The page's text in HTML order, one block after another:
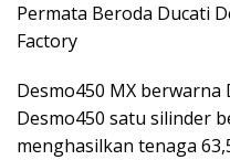
Permata Beroda Ducati
Factory
Desmo450 MX berwarna
Desmo450 satu silinder
menghasilkan tenaga